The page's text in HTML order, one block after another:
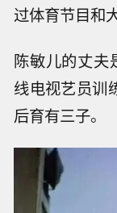
过体育节目和
陈敏儿的丈夫
线电视艺员训
后育有三子。